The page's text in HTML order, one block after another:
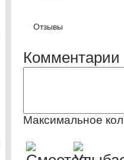
Отзывы
Комментарии
Максимальное